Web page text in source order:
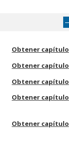
Obtener capítulo
Obtener capítulo
Obtener capítulo
Obtener capítulo
Obtener capítulo